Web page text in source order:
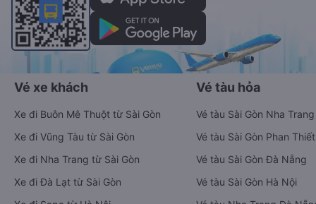
Vé xe khách
Xe đi Buôn Mê Thuột từ Sài Gòn
Xe đi Vũng Tàu từ Sài Gòn
Xe đi Nha Trang từ Sài Gòn
Xe đi Đà Lạt từ Sài Gòn
Vé tàu hỏa
Vé tàu Sài Gòn Nha Trang
Vé tàu Sài Gòn Phan Thiết
Vé tàu Sài Gòn Đà Nẵng
Vé tàu Sài Gòn Hà Nội